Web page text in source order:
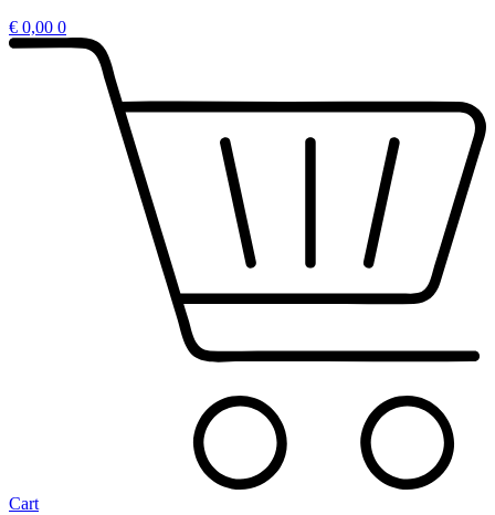
€ 0,00 0
Cart